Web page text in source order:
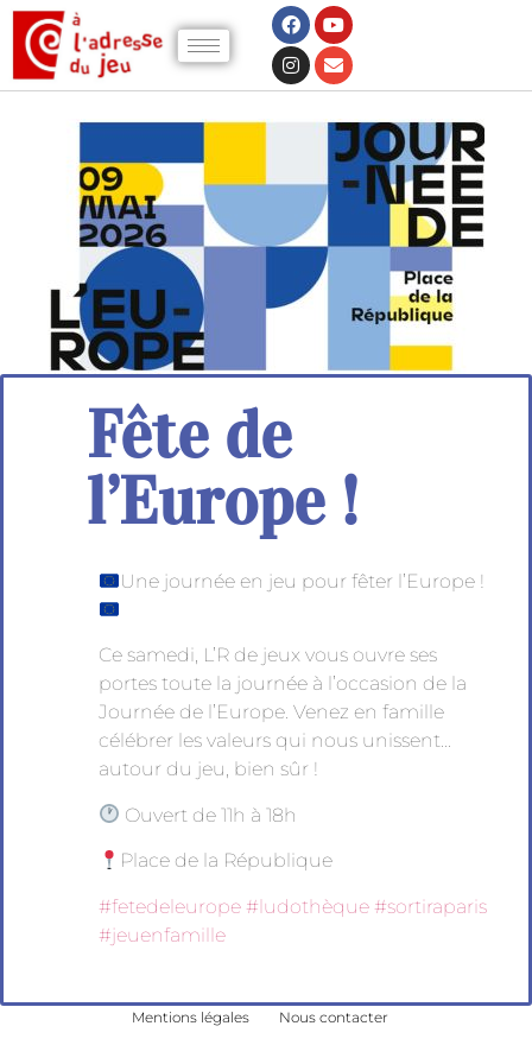
Fête de
l’Europe !
Une journée en jeu pour fêter l’Europe !
Ce samedi, L’R de jeux vous ouvre ses
portes toute la journée à l’occasion de la
Journée de l’Europe. Venez en famille
célébrer les valeurs qui nous unissent…
autour du jeu, bien sûr !
Ouvert de 11h à 18h
Place de la République
#fetedeleurope #ludothèque #sortiraparis
#jeuenfamille
Mentions légales Nous contacter